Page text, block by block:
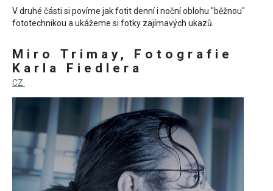
V druhé části si povíme jak fotit denní i noční oblohu "běžnou"
fototechnikou a ukážeme si fotky zajímavých ukazů.
Miro Trimay, Fotografie
Karla Fiedlera
CZ